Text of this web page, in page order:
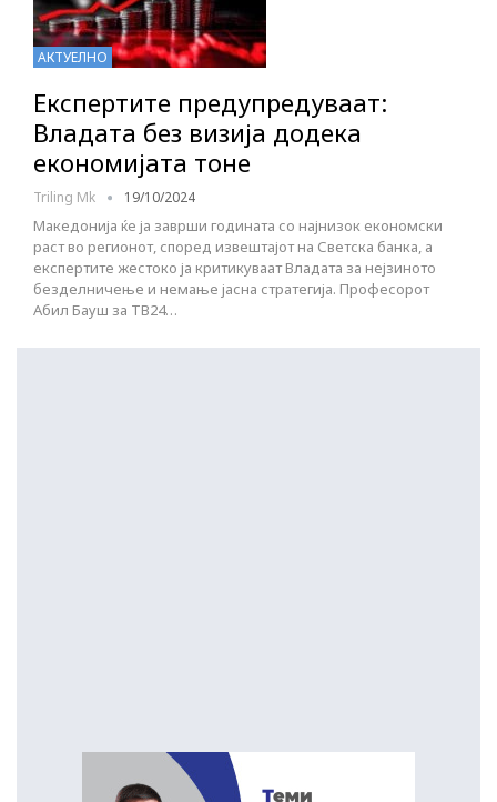
АКТУЕЛНО
Експертите предупредуваат:
Владата без визија додека
економијата тоне
Triling Mk 19/10/2024
Македонија ќе ја заврши годината со најнизок економски
раст во регионот, според извештајот на Светска банка, а
експертите жестоко ја критикуваат Владата за нејзиното
безделничење и немање јасна стратегија. Професорот
Абил Бауш за ТВ24…